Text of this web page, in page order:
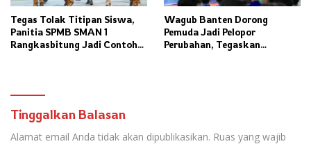
Tegas Tolak Titipan Siswa,
Panitia SPMB SMAN 1
Rangkasbitung Jadi Contoh
Wagub Banten Dorong
Pemuda Jadi Pelopor
Perubahan, Tegaskan
Tinggalkan Balasan
Alamat email Anda tidak akan dipublikasikan. Ruas yang wajib